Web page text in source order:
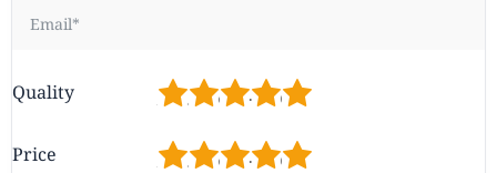
Quality 5
4
3
2
Price 5
4
3
2